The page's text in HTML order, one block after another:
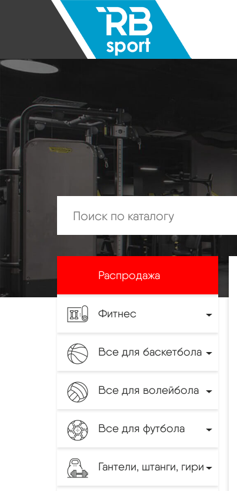
Распродажа
Фитнес
Все для баскетбола
Все для волейбола
Все для футбола
Гантели, штанги, гири